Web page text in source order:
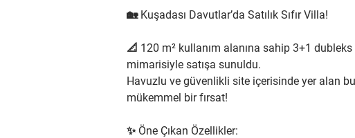
🏡 Kuşadası Davutlar’da Satılık Sıfır Villa!
📐 120 m² kullanım alanına sahip 3+1
mimarisiyle satışa sunuldu.
Havuzlu ve güvenlikli site içerisinde yer alan
mükemmel bir fırsat!
✨ Öne Çıkan Özellikler: